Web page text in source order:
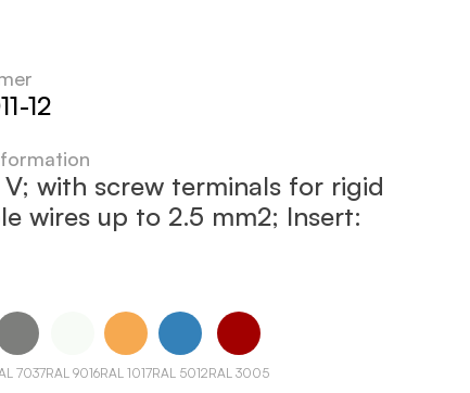
12
with screw terminals for rigid
wires up to 2.5 mm2; Insert:
7037RAL 9016RAL 1017RAL 5012RAL 3005